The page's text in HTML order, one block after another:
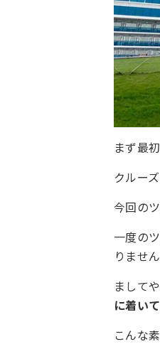
まず最
クルー
今回の
一度の
りません
まして
に着い
こんな